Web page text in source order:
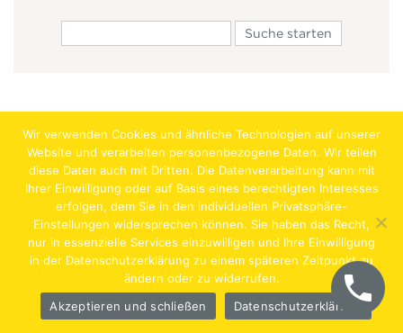
Jobs Lehrstellen Impressum AGB Datenschutz
Hentschläger Bau GmbH – A-4222 Langenstein,
Wir verwenden Cookies und ähnliche Technologien auf unserer
Website und verarbeiten personenbezogene Daten. Wir teilen
diese Daten auch mit Dritten. Die Datenverarbeitung kann mit
Ihrer Einwilligung oder auf Basis eines berechtigten Interesses
erfolgen, dem Sie in den individuellen Privatsphäre-
Einstellungen widersprechen können. Sie haben das Recht,
nur in essenzielle Services einzuwilligen und Ihre Einwilligung
in der Datenschutzerklärung zu einem späteren Zeitpunkt zu
ändern oder zu widerrufen.
Akzeptieren und schließen
Datenschutzerklärung